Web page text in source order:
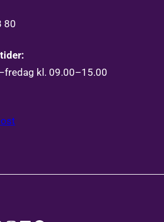
80
kl. 09.00–15.00